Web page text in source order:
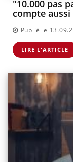
"10.000 pas
compte aussi
Publié le
LIRE L'ARTICLE